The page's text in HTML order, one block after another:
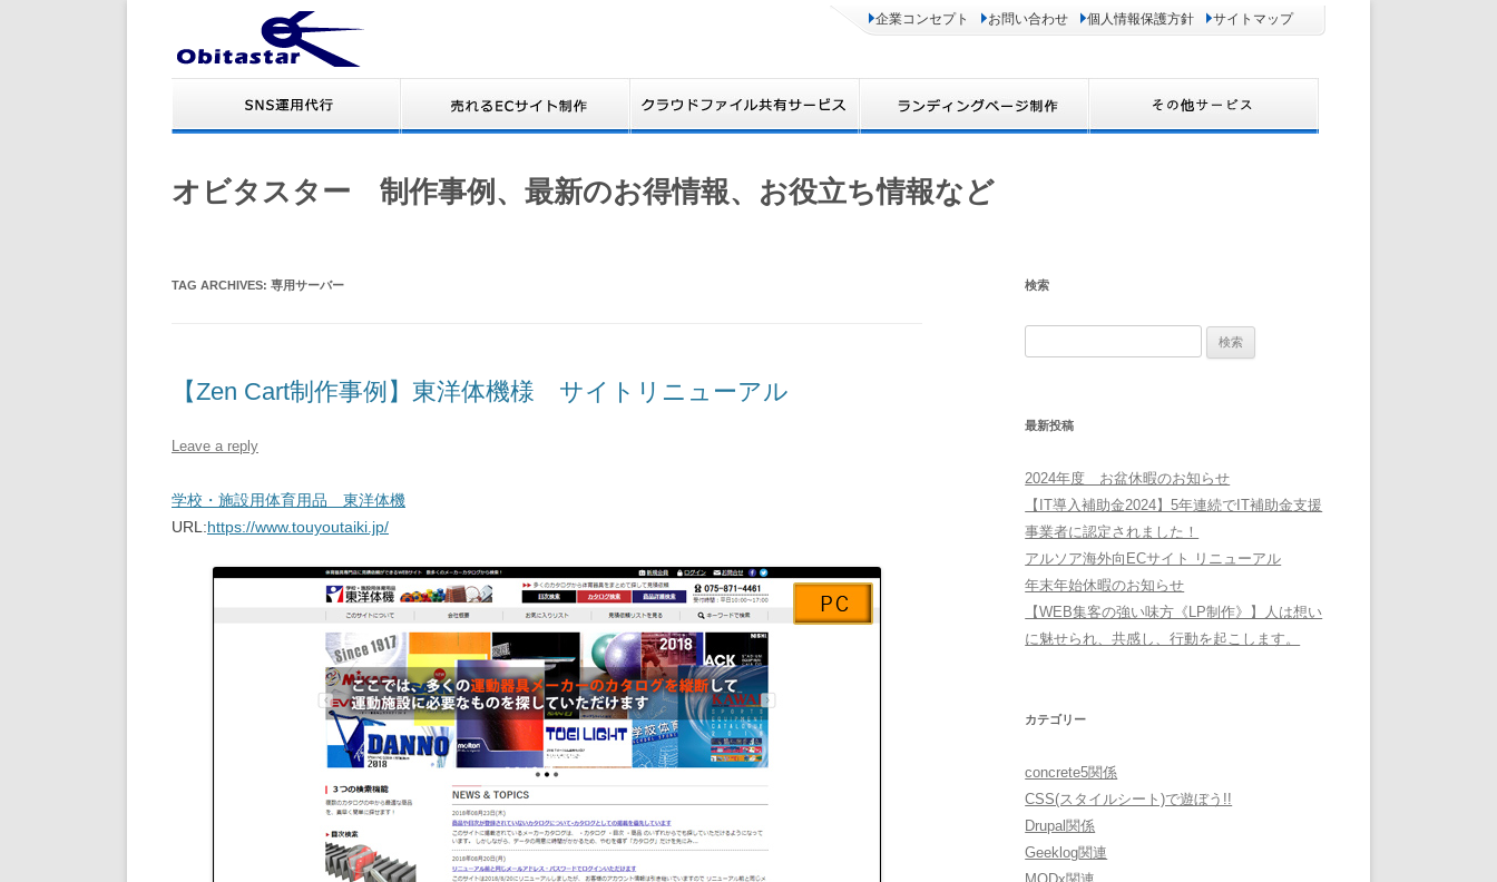
企業コンセプト お問い合わせ 個人情報保護方針 サイトマップ
オビタスター 制作事例、最新のお得情報、お役立ち情報など
TAG ARCHIVES: 専用サーバー
【Zen Cart制作事例】東洋体機様 サイトリニューアル
Leave a reply
学校・施設用体育用品 東洋体機
URL:https://www.touyoutaiki.jp/
検索
最新投稿
2024年度 お盆休暇のお知らせ
【IT導入補助金2024】5年連続でIT補助金支援
事業者に認定されました！
アルソア海外向ECサイト リニューアル
年末年始休暇のお知らせ
【WEB集客の強い味方《LP制作》】人は想い
に魅せられ、共感し、行動を起こします。
カテゴリー
concrete5関係
CSS(スタイルシート)で遊ぼう!!
Drupal関係
Geeklog関連